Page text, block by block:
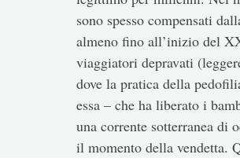
sono spesso compensati
almeno fino all’inizio del
viaggiatori depravati
dove la pratica della
essa – che ha liberato i
una corrente sotterranea di
il momento della vendetta.